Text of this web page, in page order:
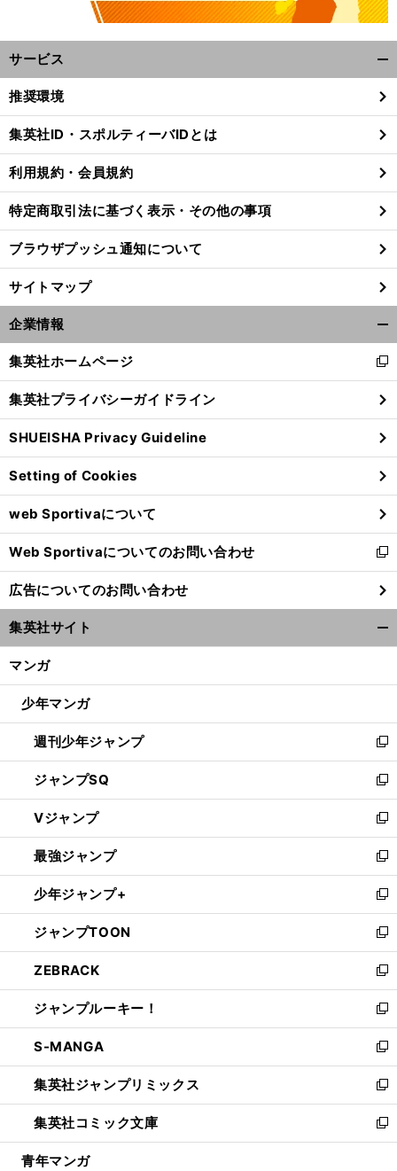
が６月
日に開幕
稲本潤一の優勝予想は「
い悪魔 【
書
】
エ
』
サービス
閉
る
推奨環境
集英社ID・スポルティーバIDとは
利用規約・会員規約
特定商取引法に基づく表示・その他の事項
ブラウザプッシュ通知について
サイトマップ
企業情報
閉
る
集英社ホームページ
新
し
い
ウ
ィ
ン
ド
ウ
で
開
く
集英社プライバシーガイドライン
SHUEISHA Privacy Guideline
Setting of Cookies
web Sportivaについて
Web Sportivaについてのお問い合わせ
新
し
い
ウ
ィ
ン
ウ
開
く
広告についてのお問い合わせ
集英社サイト
マンガ
少年マンガ
週刊少年ジャンプ
新
し
い
ウ
ィ
ン
ド
ウ
で
開
く
ジャンプSQ
新
し
い
ウ
ィ
ン
ド
ウ
で
開
く
Vジャンプ
新
し
い
ウ
ィ
ン
ド
ウ
で
開
く
最強ジャンプ
新
し
い
ウ
ィ
ン
ド
ウ
で
開
く
少年ジャンプ+
新
し
い
ウ
ィ
ン
ド
ウ
で
開
く
ジャンプTOON
新
し
い
ウ
ィ
ン
ド
ウ
で
開
く
ZEBRACK
新
し
い
ウ
ィ
ン
ド
ウ
で
開
ジャンプルーキー！
新
し
い
ウ
ィ
ン
ド
ウ
S-MANGA
新
し
い
ウ
ィ
ン
集英社ジャンプリミックス
新
し
い
ウ
集英社コミック文庫
新
し
青年マンガ